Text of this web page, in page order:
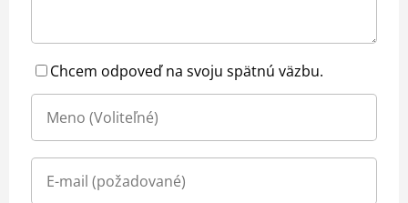
Chcem odpoveď na svoju spätnú väzbu.